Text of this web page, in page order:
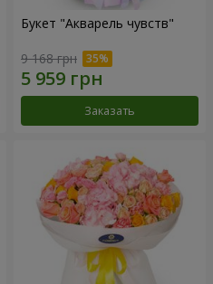
Букет "Акварель чувств"
9 168 грн
Заказать